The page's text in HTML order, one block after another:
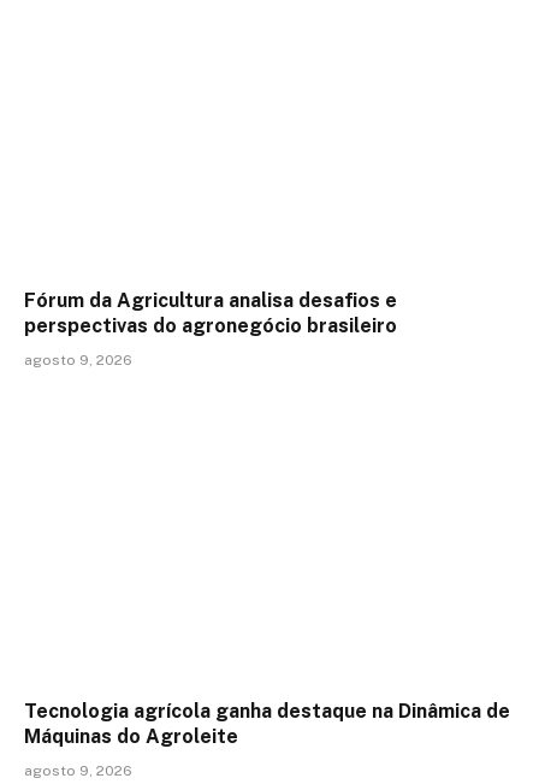
Fórum da Agricultura analisa desafios e
perspectivas do agronegócio brasileiro
agosto 9, 2026
Tecnologia agrícola ganha destaque na Dinâmica de
Máquinas do Agroleite
agosto 9, 2026